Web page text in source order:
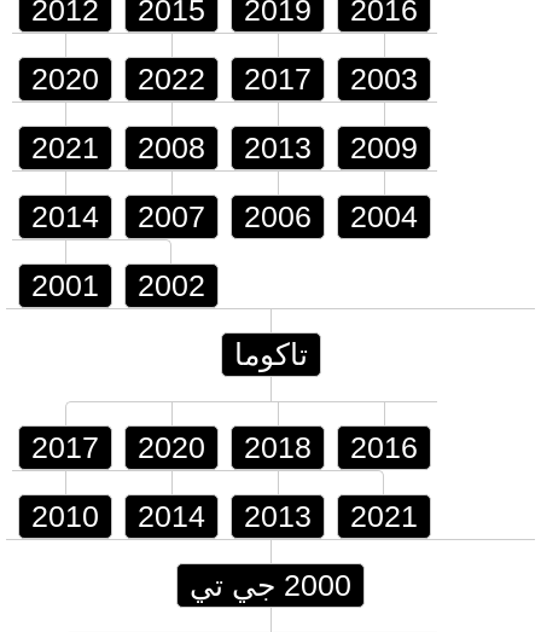
2012 2015 2019 2016
2020 2022 2017 2003
2021 2008 2013 2009
2014 2007 2006 2004
2001 2002
تاكوما
2017 2020 2018 2016
2010 2014 2013 2021
2000 جي تي